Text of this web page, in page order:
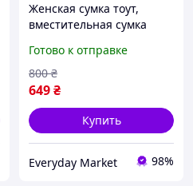
Женская сумка тоут,
вместительная сумка
х 28 х 11 см черная
Готово к отправке
649₴
800 ₴
Купить
Everyday Market 98%